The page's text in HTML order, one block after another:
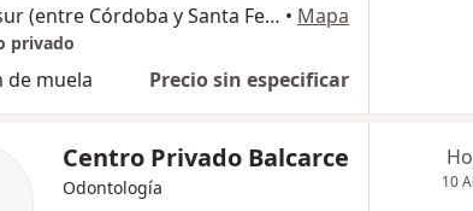
Jujuy 455 sur (entre Córdoba y Santa Fe), San Juan Capital • Mapa
privado
de muela Precio sin especificar
Centro Privado Balcarce
Odontología 10